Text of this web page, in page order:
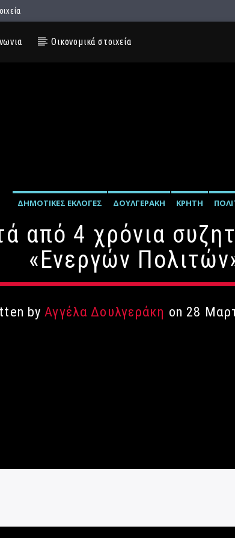
Οικονομικά στοιχεία
ΔΗΜΟΤΙΚΈΣ ΕΚΛΟΓΈΣ ΔΟΥΛΓΕΡΆΚΗ ΚΡΉΤΗ
από 4 χρόνια
«Ενεργών
byΑγγέλα Δουλγεράκη on 28